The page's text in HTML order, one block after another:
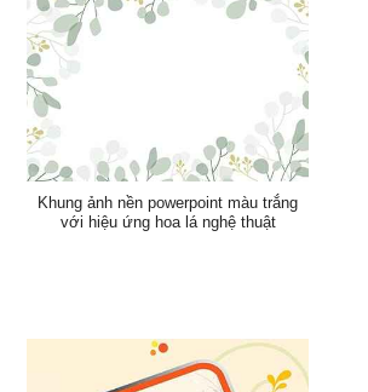
Khung ảnh nền powerpoint màu trắng
với hiệu ứng hoa lá nghệ thuật